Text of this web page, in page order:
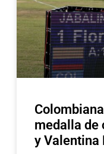
medalla de
y Valentina